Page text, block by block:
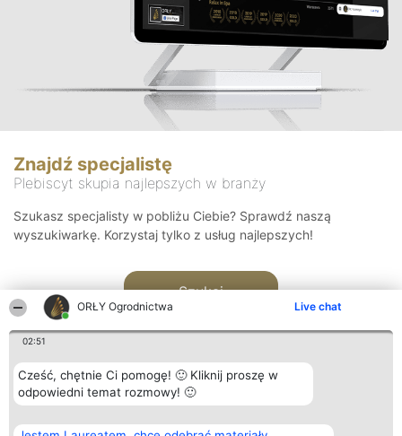
ORŁY Ogrodnictwa Live chat
02:51
Cześć, chętnie Ci pomogę! 🙂 Kliknij proszę w
odpowiedni temat rozmowy! 🙂
Znajdź specjalistę
Plebiscyt skupia najlepszych w branży
Szukasz specjalisty w pobliżu Ciebie? Sprawdź naszą
wyszukiwarkę. Korzystaj tylko z usług najlepszych!
Szukaj
Organizator plebiscytu Plebiscyt Kontakt